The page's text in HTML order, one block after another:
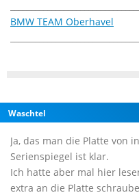
BMW TEAM Oberhavel
Waschtel
Ja, das man die Platte von
Serienspiegel ist klar.
Ich hatte aber mal hier
extra an die Platte